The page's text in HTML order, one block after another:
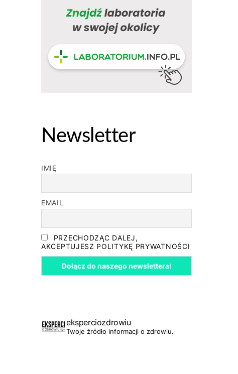
Newsletter
IMIĘ
EMAIL
PRZECHODZĄC DALEJ,
AKCEPTUJESZ POLITYKĘ PRYWATNOŚCI
eksperciozdrowiu
Twoje źródło informacji o zdrowiu.